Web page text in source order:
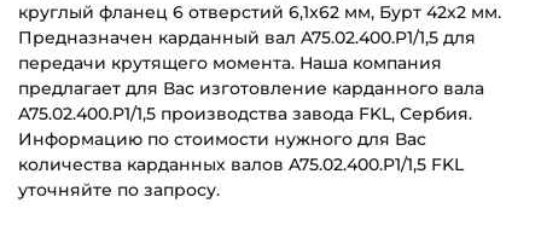
круглый фланец 6 отверстий 6,1x62 мм, Бурт 42х2 мм.
Предназначен карданный вал A75.02.400.P1/1,5 для
передачи крутящего момента. Наша компания
предлагает для Вас изготовление карданного вала
A75.02.400.P1/1,5 производства завода FKL, Сербия.
Информацию по стоимости нужного для Вас
количества карданных валов A75.02.400.P1/1,5 FKL
уточняйте по запросу.